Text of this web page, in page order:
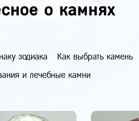
о камнях
зодиака Как выбрать камень
и лечебные камни